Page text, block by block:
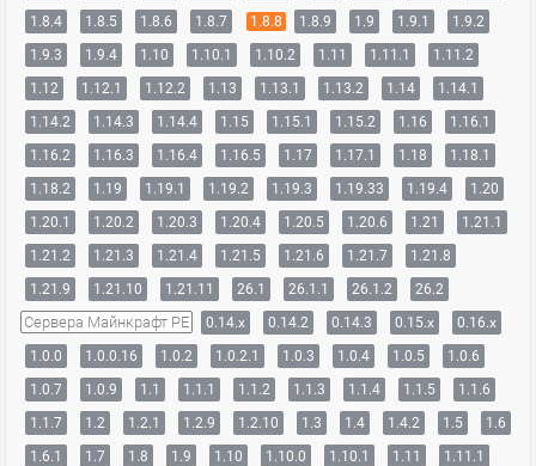
1.8.4
1.8.5 1.8.6 1.8.7 1.8.8 1.8.9 1.9 1.9.1
1.9.2
1.9.3
1.9.4 1.10 1.10.1 1.10.2 1.11 1.11.1
1.11.2
1.12
1.12.1 1.12.2 1.13 1.13.1 1.13.2 1.14
1.14.1
1.14.2
1.14.3 1.14.4 1.15 1.15.1 1.15.2 1.16
1.16.1
1.16.2
1.16.3 1.16.4 1.16.5 1.17 1.17.1 1.18
1.18.1
1.18.2
1.19 1.19.1 1.19.2 1.19.3 1.19.33 1.19.4
1.20
1.20.1
1.20.2 1.20.3 1.20.4 1.20.5 1.20.6 1.21
1.21.1
1.21.2
1.21.3 1.21.4 1.21.5 1.21.6 1.21.7
1.21.8
1.21.9
1.21.10 1.21.11 26.1 26.1.1 26.1.2 26.2
Сервера Майнкрафт PE 0.14.x 0.14.2 0.14.3 0.15.x
0.16.x
1.0.0
1.0.0.16 1.0.2 1.0.2.1 1.0.3 1.0.4 1.0.5
1.0.6
1.0.7
1.0.9 1.1 1.1.1 1.1.2 1.1.3 1.1.4 1.1.5
1.1.6
1.1.7
1.2 1.2.1 1.2.9 1.2.10 1.3 1.4 1.4.2 1.5
1.6
1.6.1
1.7 1.8 1.9 1.10 1.10.0 1.10.1 1.11
1.11.1